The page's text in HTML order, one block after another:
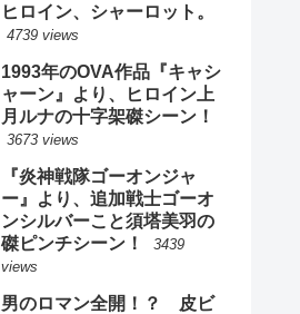
ヒロイン、シャーロット。
4739 views
1993年のOVA作品『キャシ
ャーン』より、ヒロイン上
月ルナの十字架磔シーン！
3673 views
『炎神戦隊ゴーオンジャ
ー』より、追加戦士ゴーオ
ンシルバーこと須塔美羽の
磔ピンチシーン！
3439
views
男のロマン全開！？ 皮ビ